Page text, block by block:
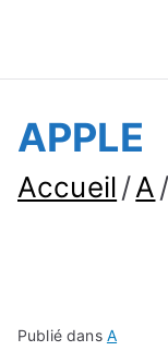
Suivre
APPLE
Accueil A
Publié dans A